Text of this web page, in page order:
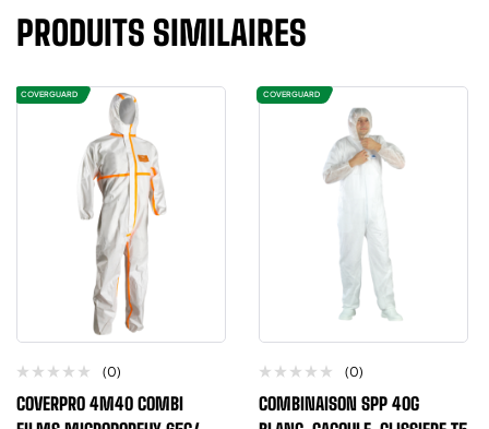
PRODUITS SIMILAIRES
COVERGUARD
(0)
COVERPRO 4M40 COMBI
COVERGUARD
(0)
COMBINAISON SPP 40G